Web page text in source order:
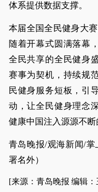
体系提供数据支撑。
本届全国全民健身大
随着开幕式圆满落幕
全民共享的全民健身
赛事为契机，持续规
民健身服务短板，引
动，让全民健身理念
健康中国注入源源不断
青岛晚报/观海新闻/
署名外）
[来源：青岛晚报 编辑